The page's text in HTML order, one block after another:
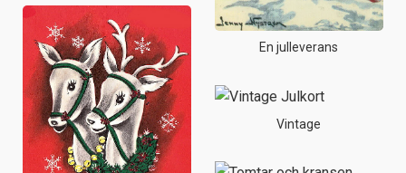
En julleverans
Vintage